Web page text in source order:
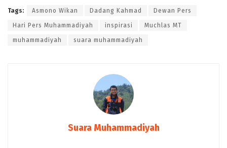
Tags: Asmono Wikan Dadang Kahmad Dewan Pers
Hari Pers Muhammadiyah inspirasi Muchlas MT
muhammadiyah suara muhammadiyah
Suara Muhammadiyah